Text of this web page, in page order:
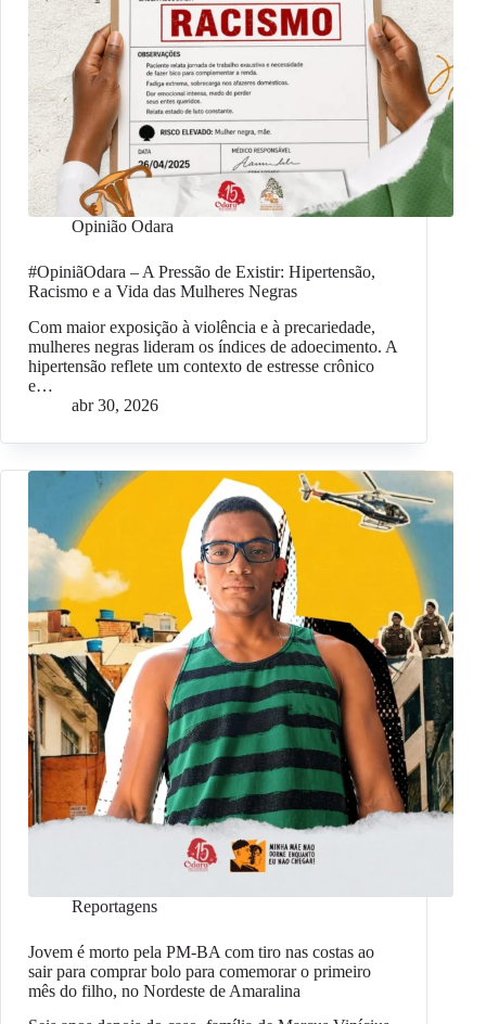
Opinião Odara
#OpiniãOdara – A Pressão de Existir: Hipertensão,
Racismo e a Vida das Mulheres Negras
Com maior exposição à violência e à precariedade,
mulheres negras lideram os índices de adoecimento. A
hipertensão reflete um contexto de estresse crônico
e…
abr 30, 2026
Reportagens
Jovem é morto pela PM-BA com tiro nas costas ao
sair para comprar bolo para comemorar o primeiro
mês do filho, no Nordeste de Amaralina